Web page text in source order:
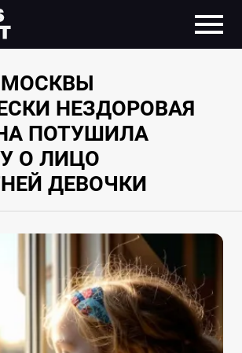
МОСКВЫ
НЕЗДОРОВАЯ
ПОТУШИЛА
О ЛИЦО
ДЕВОЧКИ